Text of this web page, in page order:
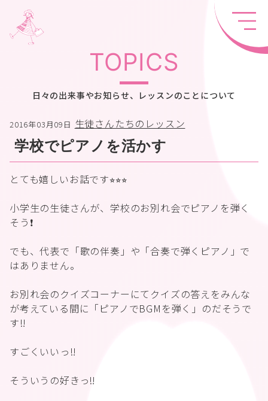
TOPICS
日々の出来事やお知らせ、レッスンのことについて
2016年03月09日 生徒さんたちのレッスン
学校でピアノを活かす
とても嬉しいお話です⭐︎⭐︎⭐︎
小学生の生徒さんが、学校のお別れ会でピアノを弾く
そう❗️
でも、代表で「歌の伴奏」や「合奏で弾くピアノ」で
はありません。
お別れ会のクイズコーナーにてクイズの答えをみんな
が考えている間に「ピアノでBGMを弾く」のだそうで
す‼️
すごくいいっ‼️
そういうの好きっ‼️